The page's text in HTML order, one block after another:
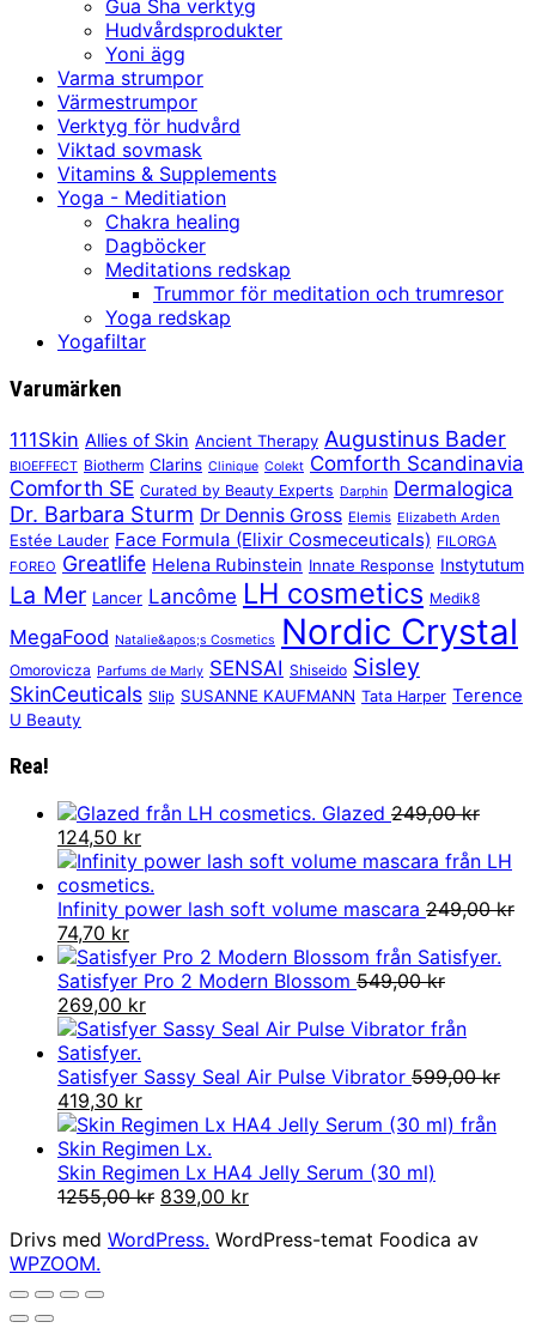
Gua Sha verktyg
Hudvårdsprodukter
Yoni ägg
Varma strumpor
Värmestrumpor
Verktyg för hudvård
Viktad sovmask
Vitamins & Supplements
Yoga - Meditiation
Chakra healing
Dagböcker
Meditations redskap
Trummor för meditation och trumresor
Yoga redskap
Yogafiltar
Varumärken
111Skin Allies of Skin Ancient Therapy Augustinus Bader
BIOEFFECT Biotherm Clarins Clinique Colekt Comforth Scandinavia
Comforth SE Curated by Beauty Experts Darphin Dermalogica
Dr. Barbara Sturm Dr Dennis Gross Elemis Elizabeth Arden
Estée Lauder Face Formula (Elixir Cosmeceuticals) FILORGA
FOREO Greatlife Helena Rubinstein Innate Response Instytutum
La Mer Lancer Lancôme LH cosmetics Medik8
MegaFood Natalie&apos;s Cosmetics Nordic Crystal
Omorovicza Parfums de Marly SENSAI Shiseido Sisley
SkinCeuticals Slip SUSANNE KAUFMANN Tata Harper Terence
U Beauty
Rea!
Glazed 249,00kr
Det
ursprungliga
priset
var:
249,00 kr.
124,50 krDet
nuvarande
priset
är:
Infinity power lash soft volume mascara 249,00kr
Det
ursprungliga
priset
var:
249,00 kr.
74,70 krDet
nuvarande
priset
är:
74,70 kr.
Satisfyer Pro 2 Modern Blossom 549,00kr
Det
ursprungliga
priset
var:
549,00 kr.
269,00 krDet
nuvarande
är:
Satisfyer Sassy Seal Air Pulse Vibrator 599,00kr
Det
ursprungliga
priset
var:
599,00 kr.
419,30 krDet
nuvarande
priset
är:
419,30 kr.
Skin Regimen Lx HA4 Jelly Serum (30 ml)
1255,00kr Det
priset
839,00 krDet
priset
Drivs med WordPress. WordPress-temat Foodica av
WPZOOM.